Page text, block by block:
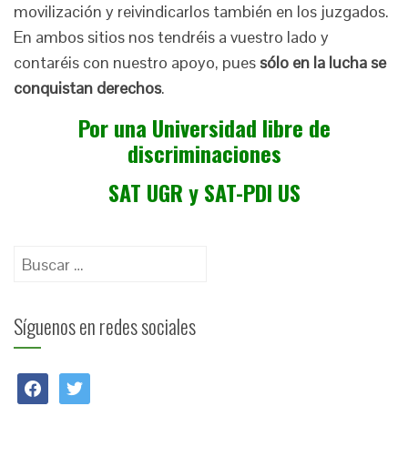
movilización y reivindicarlos también en los juzgados.
En ambos sitios nos tendréis a vuestro lado y
contaréis con nuestro apoyo, puessólo en la lucha se
conquistan derechos.
Por una Universidad libre de
discriminaciones
SAT UGR y SAT-PDI US
Buscar:
Síguenos en redes sociales
facebooktwitter